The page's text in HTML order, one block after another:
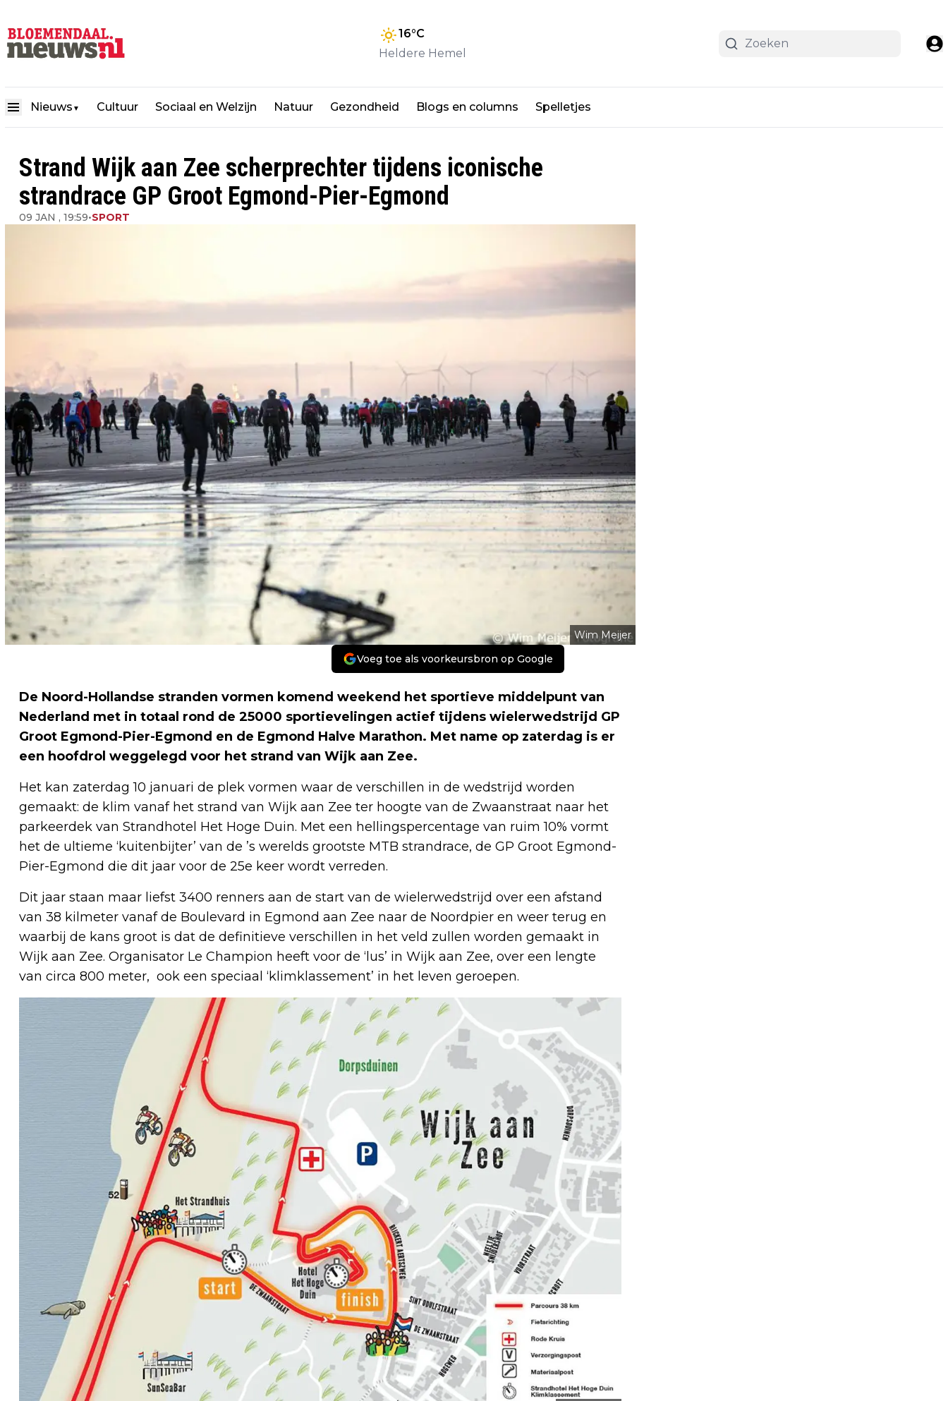
16°C
Heldere Hemel
Nieuws ▼ Cultuur Sociaal en Welzijn Natuur Gezondheid Blogs en columns Spelletjes
Strand Wijk aan Zee scherprechter tijdens iconische
strandrace GP Groot Egmond-Pier-Egmond
09 JAN , 19:59•SPORT
Wim Meijer
Voeg toe als voorkeursbron op Google
De Noord-Hollandse stranden vormen komend weekend het sportieve middelpunt van
Nederland met in totaal rond de 25000 sportievelingen actief tijdens wielerwedstrijd GP
Groot Egmond-Pier-Egmond en de Egmond Halve Marathon. Met name op zaterdag is er
een hoofdrol weggelegd voor het strand van Wijk aan Zee.
Het kan zaterdag 10 januari de plek vormen waar de verschillen in de wedstrijd worden
gemaakt: de klim vanaf het strand van Wijk aan Zee ter hoogte van de Zwaanstraat naar het
parkeerdek van Strandhotel Het Hoge Duin. Met een hellingspercentage van ruim 10% vormt
het de ultieme ‘kuitenbijter’ van de ’s werelds grootste MTB strandrace, de GP Groot Egmond-
Pier-Egmond die dit jaar voor de 25e keer wordt verreden.
Dit jaar staan maar liefst 3400 renners aan de start van de wielerwedstrijd over een afstand
van 38 kilmeter vanaf de Boulevard in Egmond aan Zee naar de Noordpier en weer terug en
waarbij de kans groot is dat de definitieve verschillen in het veld zullen worden gemaakt in
Wijk aan Zee. Organisator Le Champion heeft voor de ‘lus’ in Wijk aan Zee, over een lengte
van circa 800 meter, ook een speciaal ‘klimklassement’ in het leven geroepen.